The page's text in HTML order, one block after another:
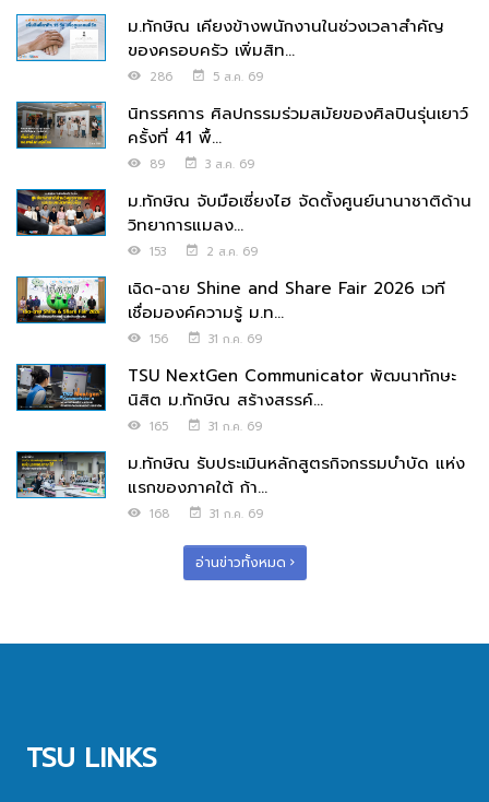
ม.ทักษิณ เคียงข้างพนักงานในช่วงเวลาสำคัญ
ของครอบครัว เพิ่มสิท...
286 5 ส.ค. 69
นิทรรศการ ศิลปกรรมร่วมสมัยของศิลปินรุ่นเยาว์
ครั้งที่ 41 พื้...
89 3 ส.ค. 69
ม.ทักษิณ จับมือเซี่ยงไฮ จัดตั้งศูนย์นานาชาติด้าน
วิทยาการแมลง...
153 2 ส.ค. 69
เฉิด-ฉาย Shine and Share Fair 2026 เวที
เชื่อมองค์ความรู้ ม.ท...
156 31 ก.ค. 69
TSU NextGen Communicator พัฒนาทักษะ
นิสิต ม.ทักษิณ สร้างสรรค์...
165 31 ก.ค. 69
ม.ทักษิณ รับประเมินหลักสูตรกิจกรรมบำบัด แห่ง
แรกของภาคใต้ ก้า...
168 31 ก.ค. 69
อ่านข่าวทั้งหมด
TSU LINKS